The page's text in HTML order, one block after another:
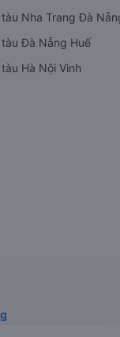
tàu Nha Trang Đà
tàu Đà Nẵng Huế
tàu Hà Nội Vinh